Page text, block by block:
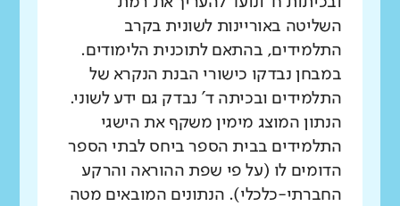
השליטה באוריינות לשונית בקרב
התלמידים, בהתאם לתוכנית הלימודים.
במבחן נבדקו כישורי הבנת הנקרא של
התלמידים ובכיתה ד' נבדק גם ידע לשוני.
הנתון המוצג מימין משקף את הישגי
התלמידים בבית הספר ביחס לבתי הספר
הדומים לו (על פי שפת ההוראה והרקע
החברתי-כלכלי). הנתונים המובאים מטה